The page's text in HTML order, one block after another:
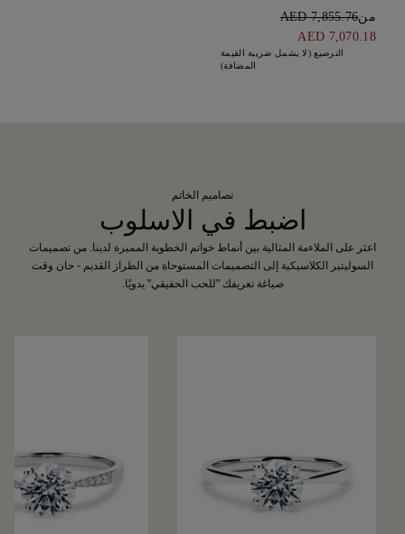
منAED 7,855.76
AED 7,070.18
الترصيع (لا يشمل ضريبة القيمة
المضافة)
تصاميم الخاتم
اضبط في الاسلوب
اعثر على الملاءمة المثالية بين أنماط خواتم الخطوبة المميزة لدينا. من تصميمات
السوليتير الكلاسيكية إلى التصميمات المستوحاة من الطراز القديم - حان وقت
صياغة تعريفك "للحب الحقيقي" يدويًا.